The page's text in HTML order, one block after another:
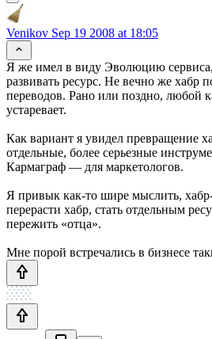
Venikov Sep 19 2008 at 18:05
Я же имел в виду Эволюцию сервиса,
развивать ресурс. Не вечно же хабр
переводов. Рано или поздно, любой
устаревает.
Как вариант я увидел превращение
отдельные, более серьезные
Кармаграф — для маркетологов.
Я привык как-то шире мыслить,
перерасти хабр, стать отдельным
пережить «отца».
Мне порой встречались в бизнесе